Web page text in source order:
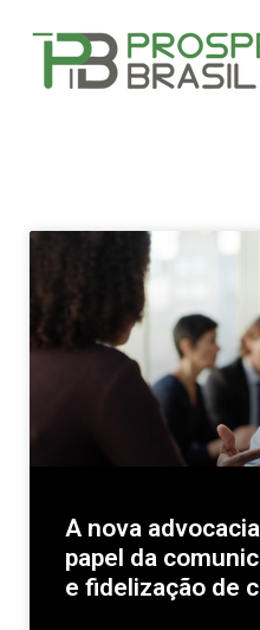
A nova
papel da
e fidelização de